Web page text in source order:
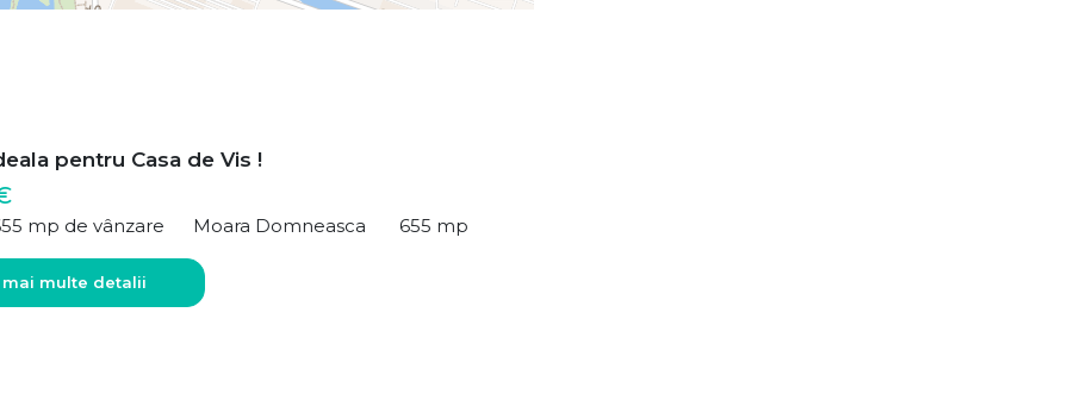
pentru Casa de Vis !
mp de vânzare Moara Domneasca 655 mp
mai multe detalii